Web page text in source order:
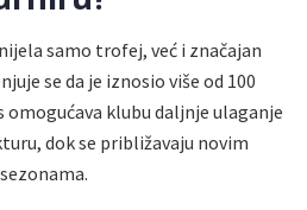
samo trofej, već i značajan
se da je iznosio više od 100
omogućava klubu daljnje ulaganje
dok se približavaju novim